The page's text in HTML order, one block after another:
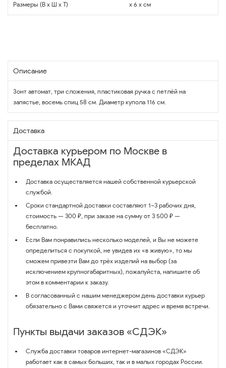
Размеры (В x Ш x Т) x 6 x см
Описание
Зонт автомат, три сложения, пластиковая ручка с петлёй на
запястье, восемь спиц 58 см. Диаметр купола 116 см.
Доставка
Доставка курьером по Москве в
пределах МКАД
Доставка осуществляется нашей собственной курьерской
службой.
Сроки стандартной доставки составляют 1–3 рабочих дня,
стоимость — 300 ₽, при заказе на сумму от 3 500 ₽ —
бесплатно.
Если Вам понравились несколько моделей, и Вы не можете
определиться с покупкой, не увидев их «в живую», то мы
сможем привезти Вам до трёх изделий на выбор (за
исключением крупногабаритных), пожалуйста, напишите об
этом в комментарии к заказу.
В согласованный с нашим менеджером день доставки курьер
обязательно с Вами свяжется и уточнит адрес и время встречи.
Пункты выдачи заказов «СДЭК»
Служба доставки товаров интернет-магазинов «СДЭК»
работает как в самых больших, так и в малых городах России.